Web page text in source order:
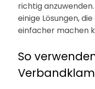
richtig
einige Lösungen,
einfacher machen
So